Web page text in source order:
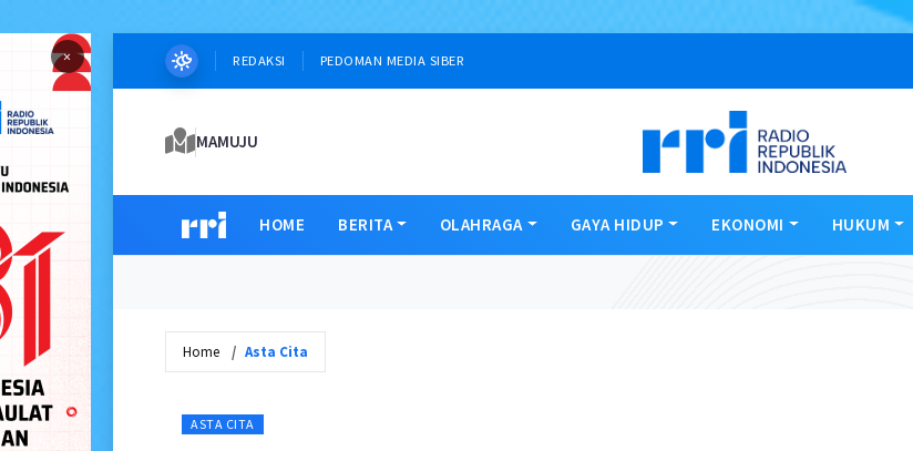
× REDAKSI PEDOMAN MEDIA SIBER
MAMUJU
HOME BERITA OLAHRAGA GAYA HIDUP EKONOMI HUKUM
Home Asta Cita
ASTA CITA